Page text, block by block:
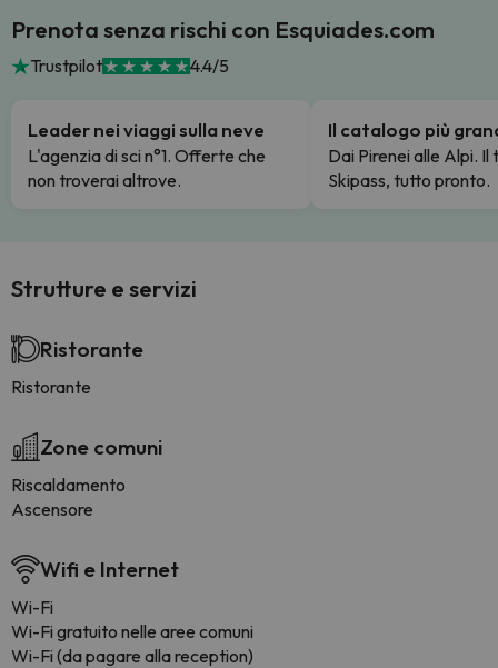
Prenota senza rischi con Esquiades.com
Trustpilot 4.4/5
Leader nei viaggi sulla neve
L'agenzia di sci n°1. Offerte che
non troverai altrove.
Il catalogo più
Dai Pirenei alle Alpi. Il
Skipass, tutto pronto.
Strutture e servizi
Ristorante
Ristorante
Zone comuni
Riscaldamento
Ascensore
Wifi e Internet
Wi-Fi
Wi-Fi gratuito nelle aree comuni
Wi-Fi (da pagare alla reception)